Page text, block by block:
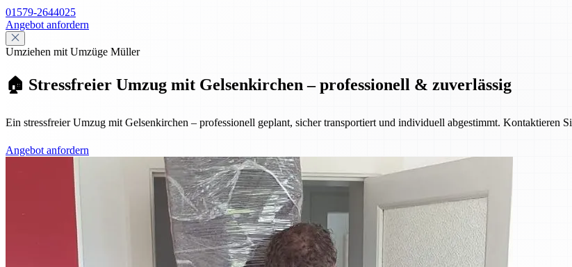
01579-2644025
Angebot anfordern
Umziehen mit Umzüge Müller
🏠 Stressfreier Umzug mit Gelsenkirchen – professionell & zuverlässig
Ein stressfreier Umzug mit Gelsenkirchen – professionell geplant, sicher transportiert und individuell abgestimmt. Kontaktieren
Angebot anfordern